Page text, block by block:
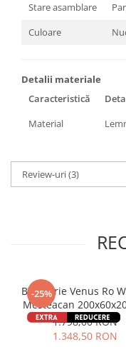
Stare asamblare
Culoare
Detalii materiale
Caracteristică
Material
Review-uri(3)
-25%
Bucatarie Venus Ro
Mesteacan
1.798,00 RON
1.348,50 RON